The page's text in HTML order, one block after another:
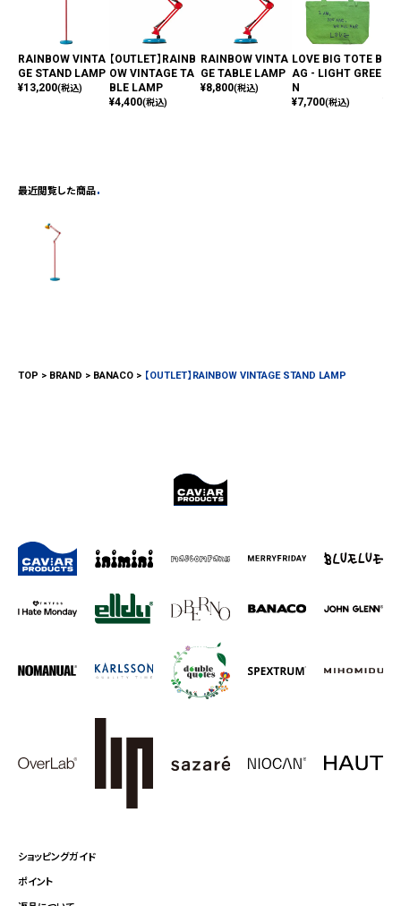
RAINBOW VINTA
GE STAND LAMP
¥13,200(税込)
【OUTLET】RAINB
OW VINTAGE TA
BLE LAMP
¥4,400(税込)
RAINBOW VINTA
GE TABLE LAMP
¥8,800(税込)
LOVE BIG TOTE B
AG - LIGHT GREE
N
¥7,700(税込)
最近閲覧した商品
TOP BRAND BANACO 【OUTLET】RAINBOW VINTAGE STAND LAMP
ショッピングガイド
ポイント